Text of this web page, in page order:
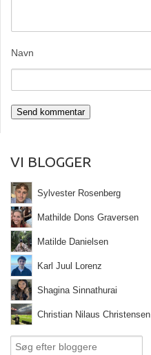
Navn
VI BLOGGER
Sylvester Rosenberg
Mathilde Dons Graversen
Matilde Danielsen
Karl Juul Lorenz
Shagina Sinnathurai
Christian Nilaus Christensen